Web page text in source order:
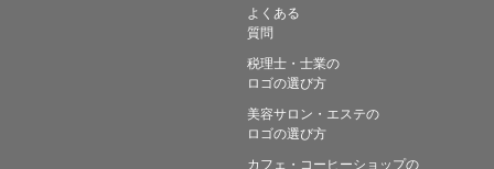
よくある
質問
税理士・士業の
ロゴの選び方
美容サロン・エステの
ロゴの選び方
カフェ・コーヒーショップの